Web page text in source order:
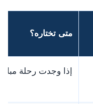
متى تختاره؟
إذا وجدت رحلة